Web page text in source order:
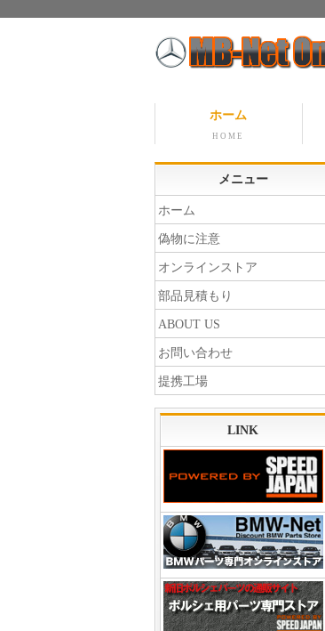
ホーム
HOME
メニュー
ホーム
偽物に注意
オンラインストア
部品見積もり
ABOUT US
お問い合わせ
提携工場
LINK